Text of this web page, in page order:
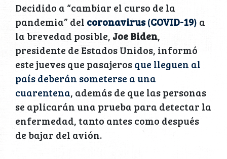
Decidido a “cambiar el curso de la
pandemia” del coronavirus(COVID-19) a
la brevedad posible, Joe Biden,
presidente de Estados Unidos, informó
este jueves que pasajerosque lleguen al
país deberán someterse a una
cuarentena, además de que las personas
se aplicarán una prueba para detectar la
enfermedad, tanto antes como después
de bajar del avión.